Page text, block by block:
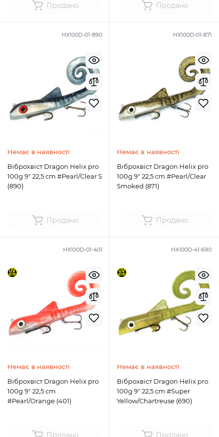
Продано Продано
HX100D-01-890
Немає в наявності
Віброхвіст Dragon Helix pro
100g 9" 22,5 cm #Pearl/Clear S
(890)
Продано
HX100D-01-871
Немає в наявності
Віброхвіст Dragon Helix pro
100g 9" 22,5 cm #Pearl/Clear
Smoked (871)
Продано
HX100D-01-401
Немає в наявності
Віброхвіст Dragon Helix pro
100g 9" 22,5 cm
#Pearl/Orange (401)
HX100D-41-690
Немає в наявності
Віброхвіст Dragon Helix pro
100g 9" 22,5 cm #Super
Yellow/Chartreuse (690)